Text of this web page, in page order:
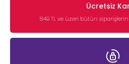
Ücretsiz
849 TL ve üzeri bütün